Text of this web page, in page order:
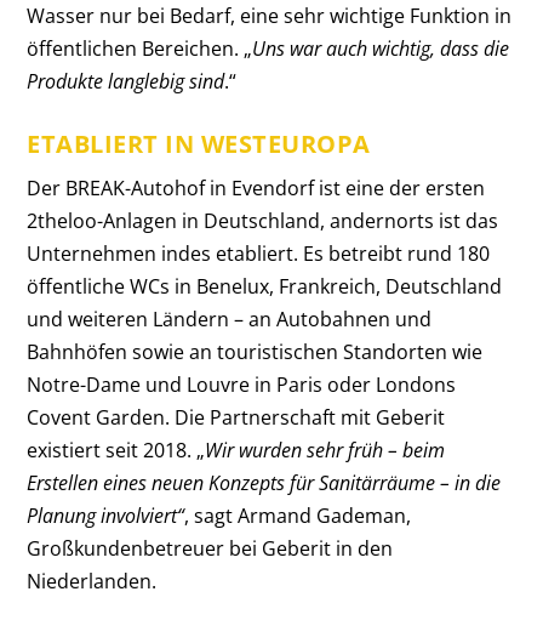
Wasser nur bei Bedarf, eine sehr wichtige Funktion in
öffentlichen Bereichen. „Uns war auch wichtig, dass die
Produkte langlebig sind.“
ETABLIERT IN WESTEUROPA
Der BREAK-Autohof in Evendorf ist eine der ersten
2theloo-Anlagen in Deutschland, andernorts ist das
Unternehmen indes etabliert. Es betreibt rund 180
öffentliche WCs in Benelux, Frankreich, Deutschland
und weiteren Ländern – an Autobahnen und
Bahnhöfen sowie an touristischen Standorten wie
Notre-Dame und Louvre in Paris oder Londons
Covent Garden. Die Partnerschaft mit Geberit
existiert seit 2018. „Wir wurden sehr früh – beim
Erstellen eines neuen Konzepts für Sanitärräume – in die
Planung involviert“, sagt Armand Gademan,
Großkundenbetreuer bei Geberit in den
Niederlanden.